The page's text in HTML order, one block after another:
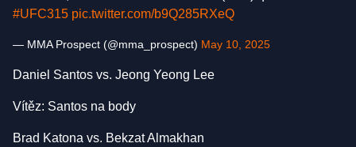
#UFC315 pic.twitter.com/b9Q285RXeQ
— MMA Prospect (@mma_prospect) May 10, 2025
Daniel Santos vs. Jeong Yeong Lee
Vítěz: Santos na body
Brad Katona vs. Bekzat Almakhan